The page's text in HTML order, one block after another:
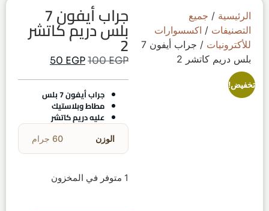
الرئيسية / جميع
التصنيفات / اكسسوارات
للأكترونيات
/ جراب أيفون 7
بلس دريم كاتشر 2
تخفيض!
جراب أيفون 7
بلس دريم كاتشر
2
100EGP
50 EGP
جراب أيفون 7 بلس
مطاط وبلاستيك
عليه دريم كاتشر
الوزن 60 جرام
1 متوفر في المخزون